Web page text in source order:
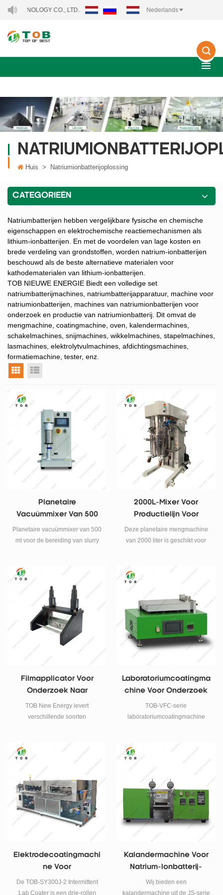
CO., LTD.. Nederlands
Huis > Natriumionbatterijoplossing
CATEGORIEËN
Natriumbatterijen hebben vergelijkbare fysische en chemische
eigenschappen en elektrochemische reactiemechanismen als
lithium-ionbatterijen. En met de voordelen van lage kosten en
brede verdeling van grondstoffen, worden natrium-ionbatterijen
beschouwd als de beste alternatieve materialen voor
kathodematerialen van lithium-ionbatterijen.
TOB NIEUWE ENERGIE Biedt een volledige set
natriumbatterijmachines, natriumbatterijapparatuur, machine voor
natriumionbatterijen, machines van natriumionbatterijen voor
onderzoek en productie van natriumionbatterij. Dit omvat de
mengmachine, coatingmachine, oven, kalendermachines,
schakelmachines, snijmachines, wikkelmachines, stapelmachines,
lasmachines, elektrolytvulmachines, afdichtingsmachines,
formatiemachine, tester, enz.
rasterweergave
Planetaire
Vacuümmixer Van 500
Ml Voor De Bereiding
Van Slurry Voor
Planetaire vacuümmixer van 500
ml voor de bereiding van slurry
vacuümsysteem en meertraps
snelheidsregeling voor
materialen met een hoge
viscositeit.
2000L-Mixer Voor
Productielijn Voor
Natrium-Ionbatterijen
Deze planetaire mengmachine
van 2000 liter is geschikt voor
materialen van verschillende
gangbare batterijen, vooral
geschikt voor productielijnen
voor natriumionbatterijen.
Filmapplicator Voor
Onderzoek Naar
Natrium-Ionbatterijen
TOB New Energy levert
verschillende soorten
Verschillende coatingbreedtes,
diktes en precisies kunnen
worden aangepast.
Laboratoriumcoatingma
Chine Voor Onderzoek
Naar Natrium-
Ionbatterijen
TOB-VFC-serie
laboratoriumcoatingmachine
ionbatterijen en lithium-
ionbatterij-elektroden. Het is
geschikt voor laboratoria,
universiteiten en
onderzoeksinstellingen om
batterijonderzoek uit te voeren.
Elektrodecoatingmachi
Ne Voor
Natriumionbatterijen
De TOB-SY300J-2 Intermittent
Lab Coater is een drie-rollen
Kalandermachine Voor
Natrium-Ionbatterij-
Elektrode
Wij bieden een
kalandermachine uit de JS-serie